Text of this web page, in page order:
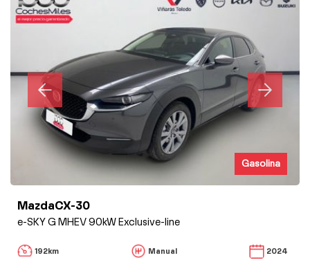
Gasolina
MazdaCX-30
e-SKY G MHEV 90kW Exclusive-line
192km Manual 2024